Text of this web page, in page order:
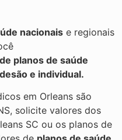
nacionaise regionais
planos de saúde
e individual.
em Orleans são
solicite valores dos
SC ou os planos de